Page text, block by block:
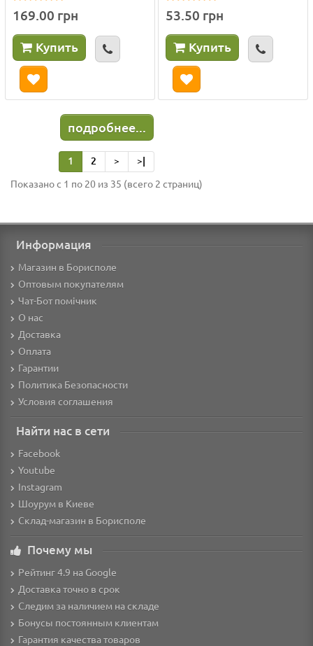
169.00 грн
Купить
53.50 грн
Купить
подробнее...
1 2 > >|
Показано с 1 по 20 из 35 (всего 2 страниц)
Информация
Магазин в Борисполе
Оптовым покупателям
Чат-Бот помічник
О нас
Доставка
Оплата
Гарантии
Политика Безопасности
Условия соглашения
Найти нас в сети
Facebook
Youtube
Instagram
Шоурум в Киеве
Склад-магазин в Борисполе
Почему мы
Рейтинг 4.9 на Google
Доставка точно в срок
Следим за наличием на складе
Бонусы постоянным клиентам
Гарантия качества товаров